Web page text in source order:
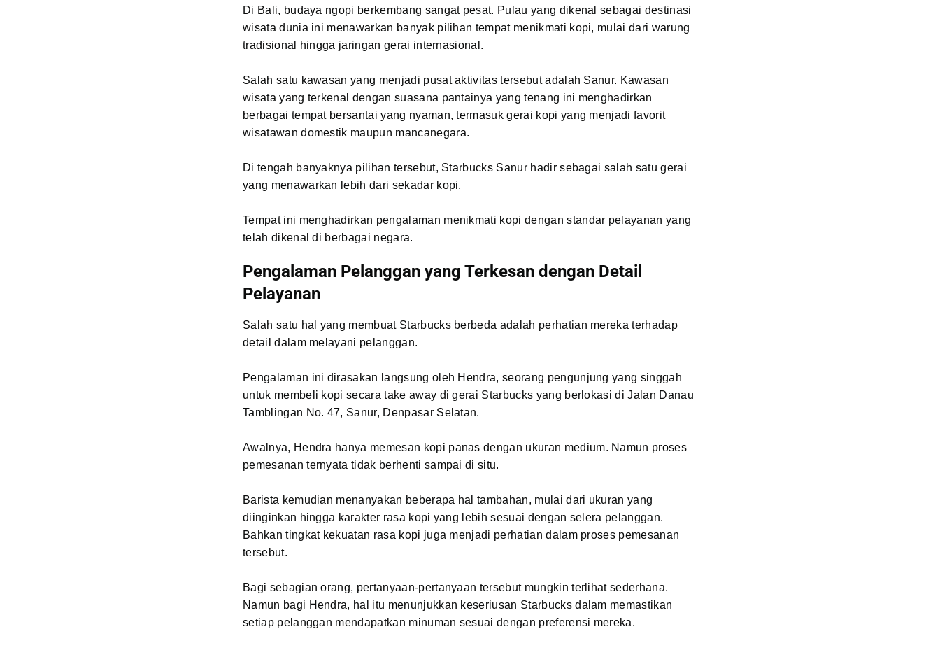
Di Bali, budaya ngopi berkembang sangat pesat. Pulau yang dikenal sebagai destinasi
wisata dunia ini menawarkan banyak pilihan tempat menikmati kopi, mulai dari warung
tradisional hingga jaringan gerai internasional.
Salah satu kawasan yang menjadi pusat aktivitas tersebut adalah Sanur. Kawasan
wisata yang terkenal dengan suasana pantainya yang tenang ini menghadirkan
berbagai tempat bersantai yang nyaman, termasuk gerai kopi yang menjadi favorit
wisatawan domestik maupun mancanegara.
Di tengah banyaknya pilihan tersebut, Starbucks Sanur hadir sebagai salah satu gerai
yang menawarkan lebih dari sekadar kopi.
Tempat ini menghadirkan pengalaman menikmati kopi dengan standar pelayanan yang
telah dikenal di berbagai negara.
Pengalaman Pelanggan yang Terkesan dengan Detail
Pelayanan
Salah satu hal yang membuat Starbucks berbeda adalah perhatian mereka terhadap
detail dalam melayani pelanggan.
Pengalaman ini dirasakan langsung oleh Hendra, seorang pengunjung yang singgah
untuk membeli kopi secara take away di gerai Starbucks yang berlokasi di Jalan Danau
Tamblingan No. 47, Sanur, Denpasar Selatan.
Awalnya, Hendra hanya memesan kopi panas dengan ukuran medium. Namun proses
pemesanan ternyata tidak berhenti sampai di situ.
Barista kemudian menanyakan beberapa hal tambahan, mulai dari ukuran yang
diinginkan hingga karakter rasa kopi yang lebih sesuai dengan selera pelanggan.
Bahkan tingkat kekuatan rasa kopi juga menjadi perhatian dalam proses pemesanan
tersebut.
Bagi sebagian orang, pertanyaan-pertanyaan tersebut mungkin terlihat sederhana.
Namun bagi Hendra, hal itu menunjukkan keseriusan Starbucks dalam memastikan
setiap pelanggan mendapatkan minuman sesuai dengan preferensi mereka.